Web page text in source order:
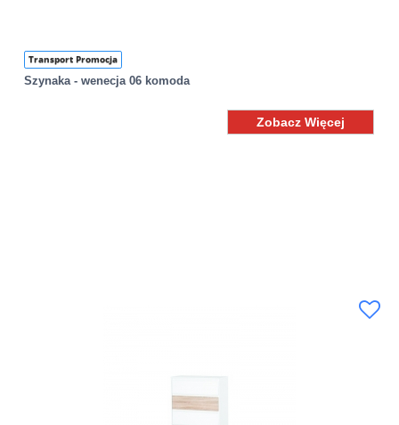
Transport Promocja
Szynaka - wenecja 06 komoda
Zobacz Więcej